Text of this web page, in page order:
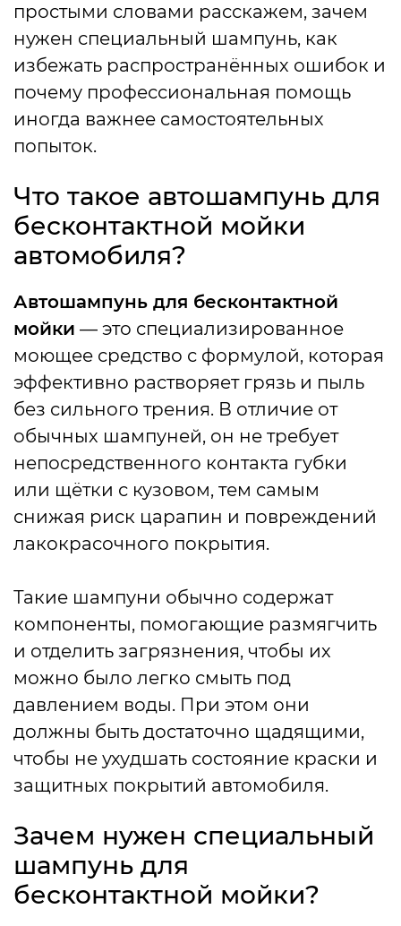
простыми словами расскажем, зачем
нужен специальный шампунь, как
избежать распространённых ошибок и
почему профессиональная помощь
иногда важнее самостоятельных
попыток.
Что такое автошампунь для
бесконтактной мойки
автомобиля?
Автошампунь для бесконтактной
мойки — это специализированное
моющее средство с формулой, которая
эффективно растворяет грязь и пыль
без сильного трения. В отличие от
обычных шампуней, он не требует
непосредственного контакта губки
или щётки с кузовом, тем самым
снижая риск царапин и повреждений
лакокрасочного покрытия.
Такие шампуни обычно содержат
компоненты, помогающие размягчить
и отделить загрязнения, чтобы их
можно было легко смыть под
давлением воды. При этом они
должны быть достаточно щадящими,
чтобы не ухудшать состояние краски и
защитных покрытий автомобиля.
Зачем нужен специальный
шампунь для
бесконтактной мойки?